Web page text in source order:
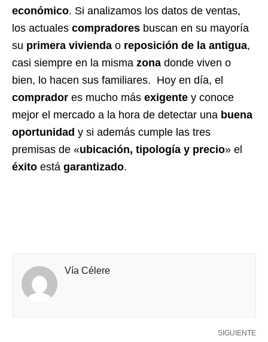
económico. Si analizamos los datos de ventas,
los actuales compradores buscan en su mayoría
su primera vivienda o reposición de la antigua,
casi siempre en la misma zona donde viven o
bien, lo hacen sus familiares. Hoy en día, el
comprador es mucho más exigente y conoce
mejor el mercado a la hora de detectar una buena
oportunidad y si además cumple las tres
premisas de «ubicación, tipología y precio» el
éxito está garantizado.
Vía Célere
SIGUIENTE